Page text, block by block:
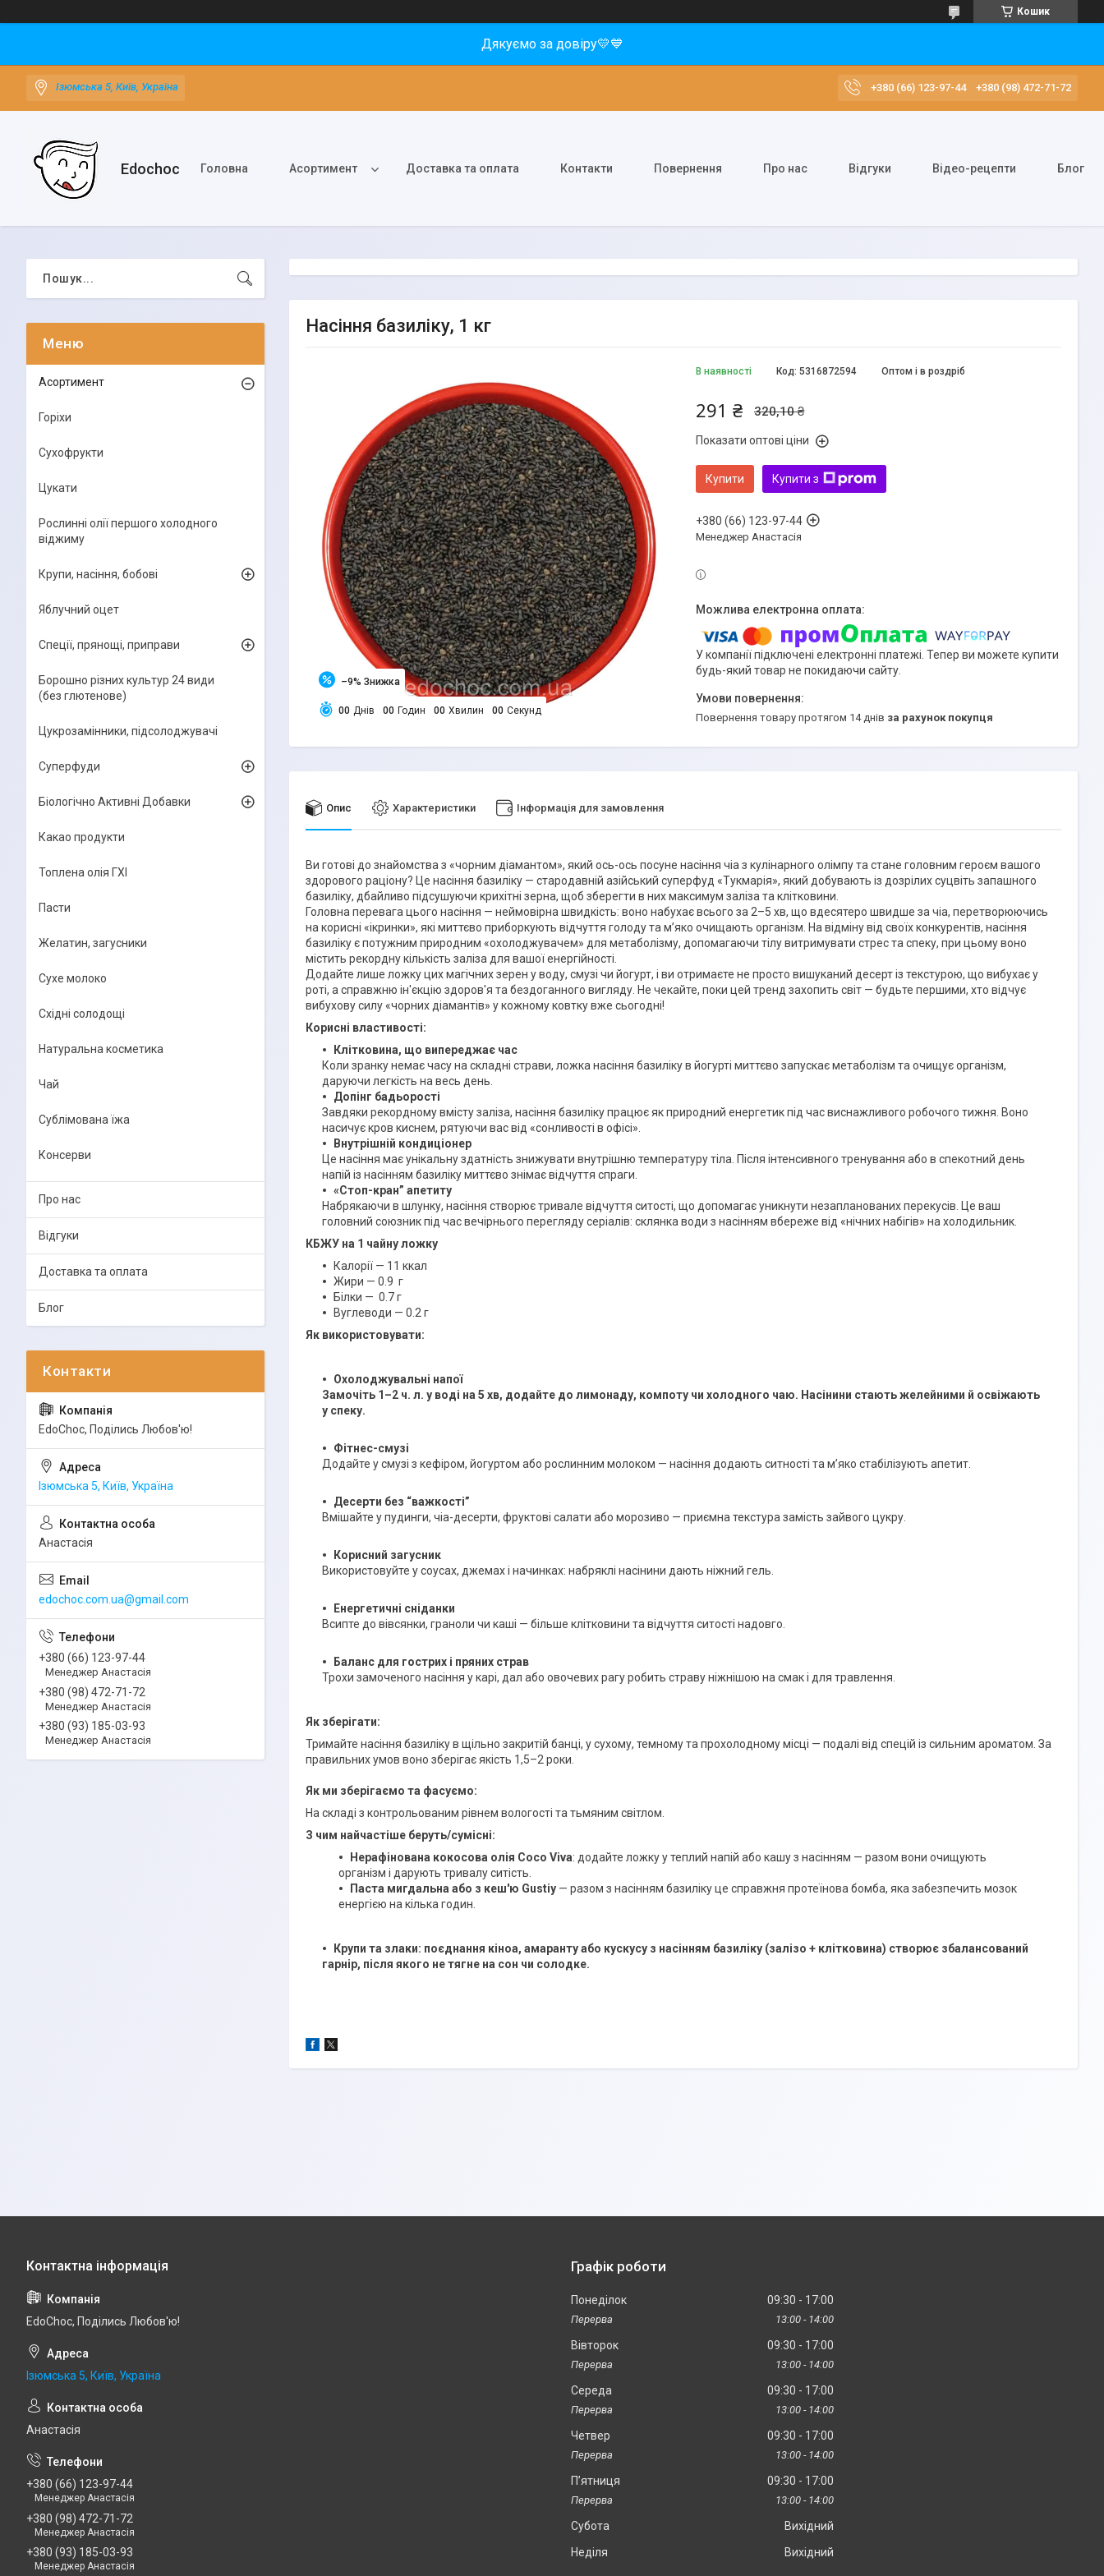
Кошик
Дякуємо за довіру💛💙
Ізюмська 5, Київ, Україна +380 (66) 123-97-44 +380 (98) 472-71-72
Edochoс Головна Асортимент Доставка та оплата Контакти Повернення Про нас Відгуки Відео-рецепти Блог
Насіння базиліку, 1 кг
–9%
00 Днів 00 Годин 00 Хвилин 00 Секунд
В наявності Оптом і в роздріб
Код: 5316872594
320,10 ₴
291 ₴
Показати оптові ціни
Купити Купити з
+380 (66) 123-97-44
Менеджер Анастасія
У компанії підключені електронні платежі. Тепер ви можете купити
будь-який товар не покидаючи сайту.
повернення товару протягом 14 днів за рахунок покупця
Опис Характеристики Інформація для замовлення
Ви готові до знайомства з «чорним діамантом», який ось-ось посуне насіння чіа з кулінарного олімпу та стане головним героєм вашого
здорового раціону? Це насіння базиліку — стародавній азійський суперфуд «Тукмарія», який добувають із дозрілих суцвіть запашного
базиліку, дбайливо підсушуючи крихітні зерна, щоб зберегти в них максимум заліза та клітковини.
Головна перевага цього насіння — неймовірна швидкість: воно набухає всього за 2–5 хв, що вдесятеро швидше за чіа, перетворюючись
на корисні «ікринки», які миттєво приборкують відчуття голоду та м’яко очищають організм. На відміну від своїх конкурентів, насіння
базиліку є потужним природним «охолоджувачем» для метаболізму, допомагаючи тілу витримувати стрес та спеку, при цьому воно
містить рекордну кількість заліза для вашої енергійності.
Додайте лише ложку цих магічних зерен у воду, смузі чи йогурт, і ви отримаєте не просто вишуканий десерт із текстурою, що вибухає у
роті, а справжню ін'єкцію здоров'я та бездоганного вигляду. Не чекайте, поки цей тренд захопить світ — будьте першими, хто відчує
вибухову силу «чорних діамантів» у кожному ковтку вже сьогодні!
Корисні властивості:
Клітковина, що випереджає час
Коли зранку немає часу на складні страви, ложка насіння базиліку в йогурті миттєво запускає метаболізм та очищує організм,
даруючи легкість на весь день.
Допінг бадьорості
Завдяки рекордному вмісту заліза, насіння базиліку працює як природний енергетик під час виснажливого робочого тижня. Воно
насичує кров киснем, рятуючи вас від «сонливості в офісі».
Внутрішній кондиціонер
Це насіння має унікальну здатність знижувати внутрішню температуру тіла. Після інтенсивного тренування або в спекотний день
напій із насінням базиліку миттєво знімає відчуття спраги.
«Стоп-кран” апетиту
Набрякаючи в шлунку, насіння створює тривале відчуття ситості, що допомагає уникнути незапланованих перекусів. Це ваш
головний союзник під час вечірнього перегляду серіалів: склянка води з насінням вбереже від «нічних набігів» на холодильник.
КБЖУ на 1 чайну ложку
Калорії — 11 ккал
Жири — 0.9 г
Білки — 0.7г
Вуглеводи — 0.2 г
Як використовувати:
Охолоджувальні напої
Замочіть 1–2 ч. л. у воді на 5 хв, додайте до лимонаду, компоту чи холодного чаю. Насінини стають желейними й освіжають
у спеку.
Фітнес-смузі
Додайте у смузі з кефіром, йогуртом або рослинним молоком — насіння додають ситності та м’яко стабілізують апетит.
Десерти без “важкості”
Вмішайте у пудинги, чіа-десерти, фруктові салати або морозиво — приємна текстура замість зайвого цукру.
Корисний загусник
Використовуйте у соусах, джемах і начинках: набряклі насінини дають ніжний гель.
Енергетичні сніданки
Всипте до вівсянки, граноли чи каші — більше клітковини та відчуття ситості надовго.
Баланс для гострих і пряних страв
Трохи замоченого насіння у карі, дал або овочевих рагу робить страву ніжнішою на смак і для травлення.
Як зберігати:
Тримайте насіння базиліку в щільно закритій банці, у сухому, темному та прохолодному місці — подалі від спецій із сильним ароматом. За
правильних умов воно зберігає якість 1,5–2 роки.
Як ми зберігаємо та фасуємо:
На складі з контрольованим рівнем вологості та тьмяним світлом.
З чим найчастіше беруть/cумісні:
Нерафінована кокосова олія Coco Viva: додайте ложку у теплий напій або кашу з насінням — разом вони очищують
організм і дарують тривалу ситість.
Паста мигдальна або з кеш'ю Gustiy — разом з насінням базиліку це справжня протеїнова бомба, яка забезпечить мозок
енергією на кілька годин.
Крупи та злаки: поєднання кіноа, амаранту або кускусу з насінням базиліку (залізо + клітковина) створює збалансований
гарнір, після якого не тягне на сон чи солодке.
Асортимент
Горіхи
Сухофрукти
Цукати
Рослинні олії першого холодного
віджиму
Крупи, насіння, бобові
Яблучний оцет
Спеції, прянощі, приправи
Борошно різних культур 24 види
(без глютенове)
Цукрозамінники, підсолоджувачі
Суперфуди
Біологічно Активні Добавки
Какао продукти
Топлена олія ГХІ
Пасти
Желатин, загусники
Сухе молоко
Східні солодощі
Натуральна косметика
Чай
Сублімована їжа
Консерви
Про нас
Відгуки
Доставка та оплата
Блог
EdoСhoc, Поділись Любов'ю!
Ізюмська 5, Київ, Україна
Анастасія
edochoc.com.ua@gmail.com
+380 (66) 123-97-44
Менеджер Анастасія
+380 (98) 472-71-72
Менеджер Анастасія
+380 (93) 185-03-93
Менеджер Анастасія
EdoСhoc, Поділись Любов'ю!
Ізюмська 5, Київ, Україна
Анастасія
+380 (66) 123-97-44
Менеджер Анастасія
+380 (98) 472-71-72
Менеджер Анастасія
+380 (93) 185-03-93
Менеджер Анастасія
Графік роботи
Понеділок 09:30 17:00
13:00 14:00
Вівторок 09:30 17:00
13:00 14:00
Середа 09:30 17:00
13:00 14:00
Четвер 09:30 17:00
13:00 14:00
Пʼятниця 09:30 17:00
13:00 14:00
Субота
Вихідний
Неділя
Вихідний